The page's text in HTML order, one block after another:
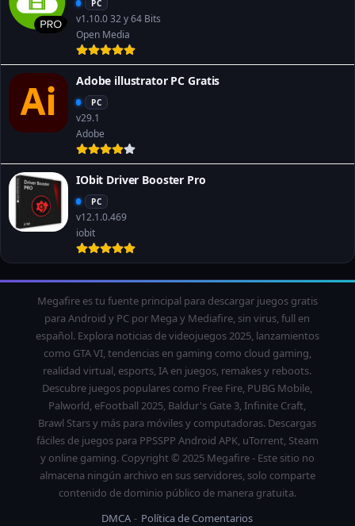
PC
v1.10.0 32 y 64 Bits
Open Media
Adobe illustrator PC Gratis
PC
v29.1
Adobe
IObit Driver Booster Pro
PC
v12.1.0.469
iobit
Megafire es tu fuente principal para descargar juegos gratis
para Android y PC por Mega y Mediafire, sin virus, full en
español. Explora noticias de videojuegos 2025, lanzamientos
como GTA VI, tendencias en gaming como cloud gaming,
realidad virtual, esports, IA en juegos, remakes y reboots.
Descubre juegos populares como Free Fire, PUBG Mobile,
Palworld, eFootball 2025, Baldur's Gate 3, Infinite Craft,
Brawl Stars y más para móviles y computadoras. Descargas
fáciles de juegos para PPSSPP Android APK, uTorrent, Steam
y online gaming. Copyright © 2025 Megafire - Este sitio no
almacena ningún archivo en sus servidores, solo comparte
contenido de dominio público de manera gratuita.
DMCA
Política de Comentarios